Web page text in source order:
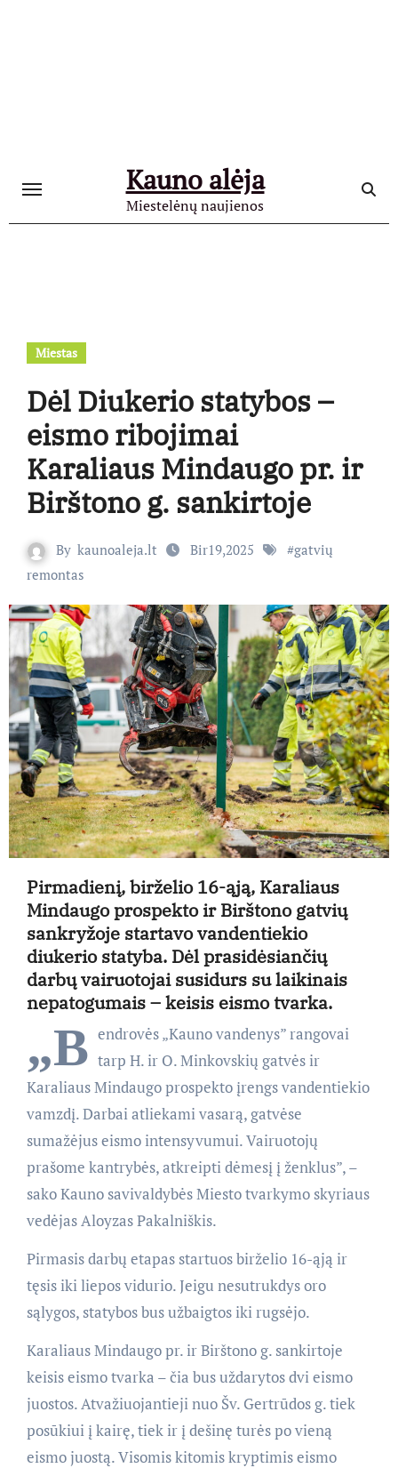
Kauno alėja
Miestelėnų naujienos
Miestas
Dėl Diukerio statybos –
eismo ribojimai
Karaliaus Mindaugo pr. ir
Birštono g. sankirtoje
By kaunoaleja.lt Bir19,2025 #gatvių
remontas
Pirmadienį, birželio 16-ąją, Karaliaus
Mindaugo prospekto ir Birštono gatvių
sankryžoje startavo vandentiekio
diukerio statyba. Dėl prasidėsiančių
darbų vairuotojai susidurs su laikinais
nepatogumais – keisis eismo tvarka.
„B endrovės „Kauno vandenys” rangovai
tarp H. ir O. Minkovskių gatvės ir
Karaliaus Mindaugo prospekto įrengs vandentiekio
vamzdį. Darbai atliekami vasarą, gatvėse
sumažėjus eismo intensyvumui. Vairuotojų
prašome kantrybės, atkreipti dėmesį į ženklus”, –
sako Kauno savivaldybės Miesto tvarkymo skyriaus
vedėjas Aloyzas Pakalniškis.
Pirmasis darbų etapas startuos birželio 16-ąją ir
tęsis iki liepos vidurio. Jeigu nesutrukdys oro
sąlygos, statybos bus užbaigtos iki rugsėjo.
Karaliaus Mindaugo pr. ir Birštono g. sankirtoje
keisis eismo tvarka – čia bus uždarytos dvi eismo
juostos. Atvažiuojantieji nuo Šv. Gertrūdos g. tiek
posūkiui į kairę, tiek ir į dešinę turės po vieną
eismo juostą. Visomis kitomis kryptimis eismo